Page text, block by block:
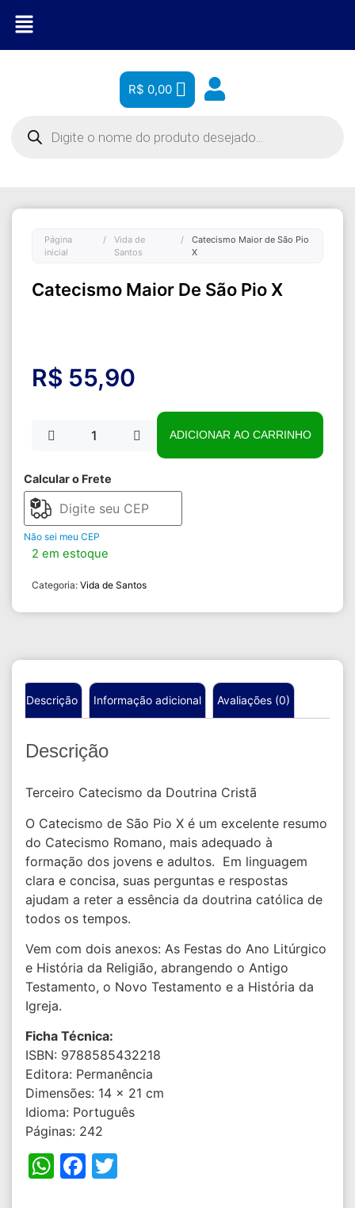
R$ 0,00
Página
inicial
/
Vida de
Santos
/
Catecismo Maior de São Pio
X
Catecismo Maior De São Pio X
R$ 55,90
ADICIONAR AO CARRINHO
Calcular o Frete
Não sei meu CEP
2 em estoque
Categoria:Vida de Santos
Descrição Informação adicional Avaliações (0)
Descrição
Terceiro Catecismo da Doutrina Cristã
O Catecismo de São Pio X é um excelente resumo
do Catecismo Romano, mais adequado à
formação dos jovens e adultos. Em linguagem
clara e concisa, suas perguntas e respostas
ajudam a reter a essência da doutrina católica de
todos os tempos.
Vem com dois anexos: As Festas do Ano Litúrgico
e História da Religião, abrangendo o Antigo
Testamento, o Novo Testamento e a História da
Igreja.
Ficha Técnica:
ISBN: 9788585432218
Editora: Permanência
Dimensões: 14 x 21 cm
Idioma: Português
Páginas: 242
WhatsApp
Facebook
Twitter